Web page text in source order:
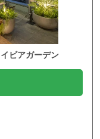
ビアガーデン